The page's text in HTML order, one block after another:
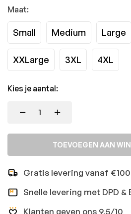
Maat:
Small Medium Large
XXLarge 3XL 4XL
Kies je aantal:
TOEVOEGEN AAN
Gratis levering vanaf
Snelle levering met DPD &
Klanten geven ons 9,5/10